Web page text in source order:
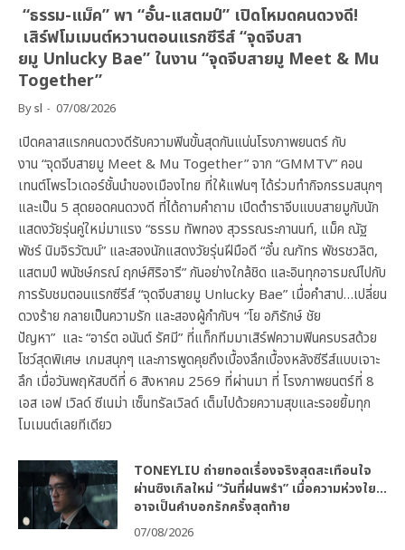
“ธรรม-แม็ค” พา “อั๋น-แสตมป์” เปิดโหมดคนดวงดี!
เสิร์ฟโมเมนต์หวานตอนแรกซีรีส์ “จุดจีบสา
ยมู Unlucky Bae” ในงาน “จุดจีบสายมู Meet & Mu
Together”
Bysl 07/08/2026
เปิดคลาสแรกคนดวงดีรับความฟินขั้นสุดกันแน่นโรงภาพยนตร์ กับ
งาน “จุดจีบสายมู Meet & Mu Together” จาก “GMMTV” คอน
เทนต์โพรไวเดอร์ชั้นนำของเมืองไทย ที่ให้แฟนๆ ได้ร่วมทำกิจกรรมสนุกๆ
และเป็น 5 สุดยอดคนดวงดี ที่ได้ถามคำถาม เปิดตำราจีบแบบสายมูกับนัก
แสดงวัยรุ่นคู่ใหม่มาแรง “ธรรม ทัพทอง สุวรรณระกานนท์, แม็ค ณัฐ
พัชร์ นิมจิรวัฒน์” และสองนักแสดงวัยรุ่นฝีมือดี “อั๋น ณภัทร พัชรชวลิต,
แสตมป์ พนัชษ์กรณ์ ฤกษ์ศิริอารี” กันอย่างใกล้ชิด และอินทุกอารมณ์ไปกับ
การรับชมตอนแรกซีรีส์ “จุดจีบสายมู Unlucky Bae” เมื่อคำสาป…เปลี่ยน
ดวงร้าย กลายเป็นความรัก และสองผู้กำกับฯ “โย อภิรักษ์ ชัย
ปัญหา” และ “อาร์ต อนันต์ รัศมี” ที่แท็กทีมมาเสิร์ฟความฟินครบรสด้วย
โชว์สุดพิเศษ เกมสนุกๆ และการพูดคุยถึงเบื้องลึกเบื้องหลังซีรีส์แบบเจาะ
ลึก เมื่อวันพฤหัสบดีที่ 6 สิงหาคม 2569 ที่ผ่านมา ที่ โรงภาพยนตร์ที่ 8
เอส เอฟ เวิลด์ ซีเนม่า เซ็นทรัลเวิลด์ เต็มไปด้วยความสุขและรอยยิ้มทุก
โมเมนต์เลยทีเดียว
TONEYLIU ถ่ายทอดเรื่องจริงสุดสะเทือนใจ
ผ่านซิงเกิลใหม่ “วันที่ฝนพรำ” เมื่อความห่วงใย…
อาจเป็นคำบอกรักครั้งสุดท้าย
07/08/2026